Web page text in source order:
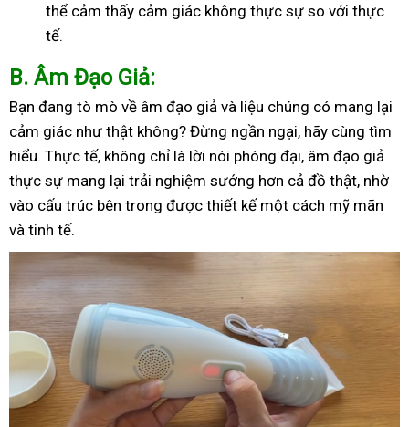
thể cảm thấy cảm giác không thực sự so với thực
tế.
B. Âm Đạo Giả:
Bạn đang tò mò về âm đạo giả và liệu chúng có mang lại
cảm giác như thật không? Đừng ngần ngại, hãy cùng tìm
hiểu. Thực tế, không chỉ là lời nói phóng đại, âm đạo giả
thực sự mang lại trải nghiệm sướng hơn cả đồ thật, nhờ
vào cấu trúc bên trong được thiết kế một cách mỹ mãn
và tinh tế.